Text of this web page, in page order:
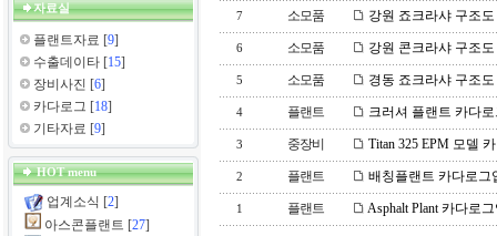
자료실
플랜트자료 [9]
수출데이타[15]
장비사진 [6]
카다로그 [18]
기타자료 [9]
HOT menu
업계소식 [2]
아스콘플랜트 [27]
7 소모품 강원 죠크라샤 구조도
6 소모품 강원 콘크라샤 구조도
5 소모품 경동 죠크라샤 구조도
4 플랜트 크러셔 플랜트 카다
3 중장비 Titan 325 EPM 모델
2 플랜트 배칭플랜트 카다로그
1 플랜트 Asphalt Plant 카다로